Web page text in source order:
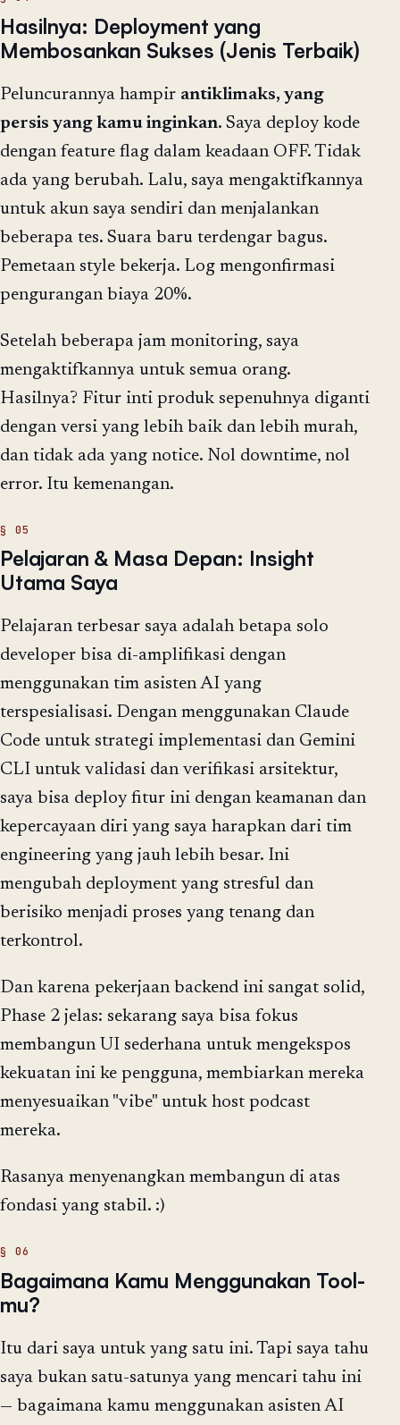
Hasilnya: Deployment yang
Membosankan Sukses (Jenis Terbaik)
Peluncurannya hampir antiklimaks, yang
persis yang kamu inginkan. Saya deploy kode
dengan feature flag dalam keadaan OFF. Tidak
ada yang berubah. Lalu, saya mengaktifkannya
untuk akun saya sendiri dan menjalankan
beberapa tes. Suara baru terdengar bagus.
Pemetaan style bekerja. Log mengonfirmasi
pengurangan biaya 20%.
Setelah beberapa jam monitoring, saya
mengaktifkannya untuk semua orang.
Hasilnya? Fitur inti produk sepenuhnya diganti
dengan versi yang lebih baik dan lebih murah,
dan tidak ada yang notice. Nol downtime, nol
error. Itu kemenangan.
Pelajaran & Masa Depan: Insight
Utama Saya
Pelajaran terbesar saya adalah betapa solo
developer bisa di-amplifikasi dengan
menggunakan tim asisten AI yang
terspesialisasi. Dengan menggunakan Claude
Code untuk strategi implementasi dan Gemini
CLI untuk validasi dan verifikasi arsitektur,
saya bisa deploy fitur ini dengan keamanan dan
kepercayaan diri yang saya harapkan dari tim
engineering yang jauh lebih besar. Ini
mengubah deployment yang stresful dan
berisiko menjadi proses yang tenang dan
terkontrol.
Dan karena pekerjaan backend ini sangat solid,
Phase 2 jelas: sekarang saya bisa fokus
membangun UI sederhana untuk mengekspos
kekuatan ini ke pengguna, membiarkan mereka
menyesuaikan "vibe" untuk host podcast
mereka.
Rasanya menyenangkan membangun di atas
fondasi yang stabil. :)
Bagaimana Kamu Menggunakan Tool-
mu?
Itu dari saya untuk yang satu ini. Tapi saya tahu
saya bukan satu-satunya yang mencari tahu ini
— bagaimana kamu menggunakan asisten AI